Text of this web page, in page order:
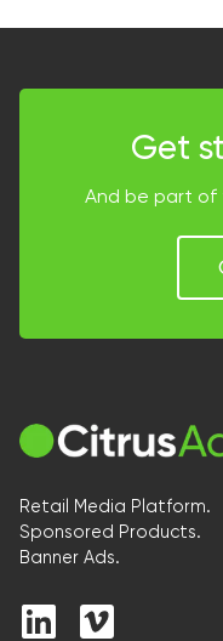
Get
And be part of
Retail Media Platform.
Sponsored Products.
Banner Ads.